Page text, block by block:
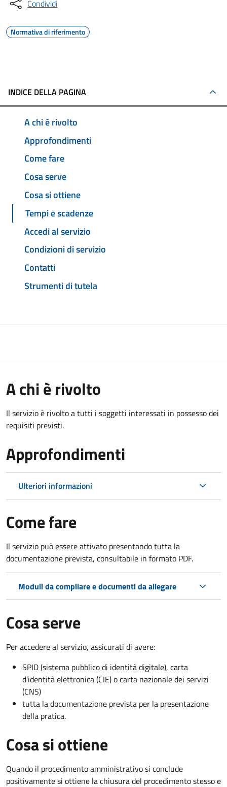
Condividi
Normativa di riferimento
INDICE DELLA PAGINA
A chi è rivolto
Approfondimenti
Come fare
Cosa serve
Cosa si ottiene
Tempi e scadenze
Accedi al servizio
Condizioni di servizio
Contatti
Strumenti di tutela
A chi è rivolto
Il servizio è rivolto a tutti i soggetti interessati in possesso dei
requisiti previsti.
Approfondimenti
Ulteriori informazioni
Come fare
Il servizio può essere attivato presentando tutta la
documentazione prevista, consultabile in formato PDF.
Moduli da compilare e documenti da allegare
Cosa serve
Per accedere al servizio, assicurati di avere:
SPID (sistema pubblico di identità digitale), carta
d’identità elettronica (CIE) o carta nazionale dei servizi
(CNS)
tutta la documentazione prevista per la presentazione
della pratica.
Cosa si ottiene
Quando il procedimento amministrativo si conclude
positivamente si ottiene la chiusura del procedimento stesso e